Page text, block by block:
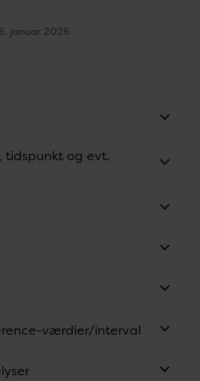
januar 2026
tidspunkt og evt.
værdier/interval